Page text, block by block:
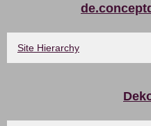
Site Hierarchy